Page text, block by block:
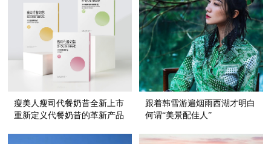
瘦美人瘦司代餐奶昔全新上市
重新定义代餐奶昔的革新产品
跟着韩雪游遍烟雨西湖才明白
何谓“美景配佳人”